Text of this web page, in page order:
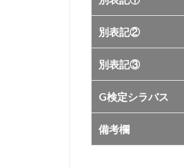
別表記②
別表記③
G検定シラバス
備考欄